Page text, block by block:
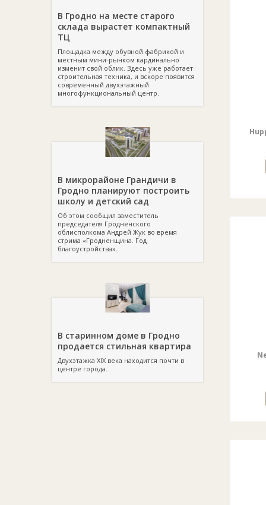
В Гродно на месте старого
склада вырастет компактный
ТЦ
Площадка между обувной фабрикой и
местным мини-рынком кардинально
изменит свой облик. Здесь уже работает
строительная техника, и вскоре появится
современный двухэтажный
многофункциональный центр.
В микрорайоне Грандичи в
Гродно планируют построить
школу и детский сад
Об этом сообщил заместитель
председателя Гродненского
облисполкома Андрей Жук во время
стрима «Гродненщина. Год
благоустройства».
В старинном доме в Гродно
продается стильная квартира
Двухэтажка XIX века находится почти в
центре города.